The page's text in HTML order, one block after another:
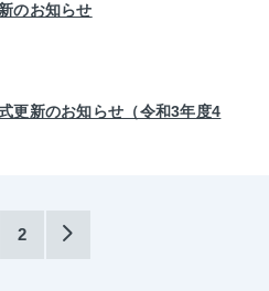
のお知らせ
更新のお知らせ（令和3年度4
2